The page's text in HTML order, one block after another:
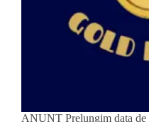
ANUNȚ Prelungim data